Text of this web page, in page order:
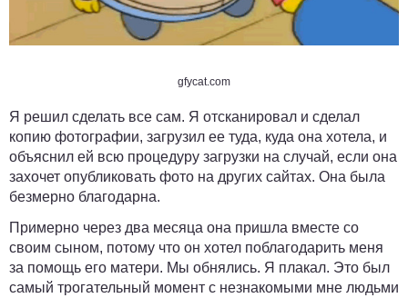
gfycat.com
Я решил сделать все сам. Я отсканировал и сделал
копию фотографии, загрузил ее туда, куда она хотела, и
объяснил ей всю процедуру загрузки на случай, если она
захочет опубликовать фото на других сайтах. Она была
безмерно благодарна.
Примерно через два месяца она пришла вместе со
своим сыном, потому что он хотел поблагодарить меня
за помощь его матери. Мы обнялись. Я плакал. Это был
самый трогательный момент с незнакомыми мне людьми